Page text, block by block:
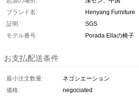
ブランド名:
Henyang Furniture
証明:
SGS
モデル番号:
Porada Ellaの椅子
お支払配送条件
最小注文数量:
ネゴシエーション
価格:
negociated